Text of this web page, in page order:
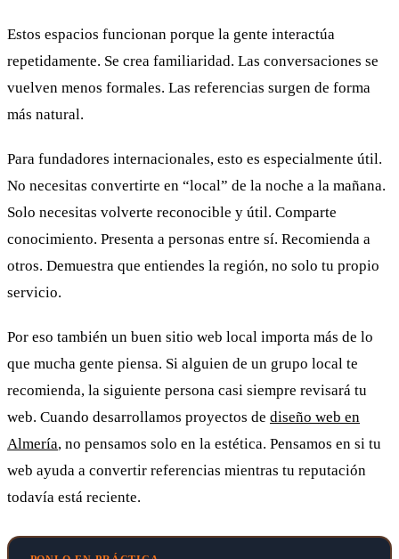
Estos espacios funcionan porque la gente interactúa
repetidamente. Se crea familiaridad. Las conversaciones se
vuelven menos formales. Las referencias surgen de forma
más natural.
Para fundadores internacionales, esto es especialmente útil.
No necesitas convertirte en “local” de la noche a la mañana.
Solo necesitas volverte reconocible y útil. Comparte
conocimiento. Presenta a personas entre sí. Recomienda a
otros. Demuestra que entiendes la región, no solo tu propio
servicio.
Por eso también un buen sitio web local importa más de lo
que mucha gente piensa. Si alguien de un grupo local te
recomienda, la siguiente persona casi siempre revisará tu
web. Cuando desarrollamos proyectos de diseño web en
Almería, no pensamos solo en la estética. Pensamos en si tu
web ayuda a convertir referencias mientras tu reputación
todavía está reciente.